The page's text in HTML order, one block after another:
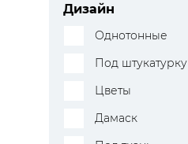
Дизайн
Однотонные
Под штукатурку
Цветы
Дамаск